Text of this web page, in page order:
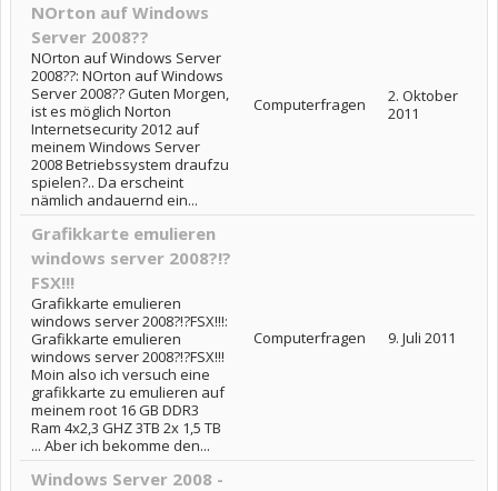
NOrton auf Windows
Server 2008??
NOrton auf Windows Server
2008??: NOrton auf Windows
Server 2008?? Guten Morgen,
ist es möglich Norton
Internetsecurity 2012 auf
meinem Windows Server
2008 Betriebssystem draufzu
spielen?.. Da erscheint
nämlich andauernd ein...
Computerfragen
2. Oktober
2011
Grafikkarte emulieren
windows server 2008?!?
FSX!!!
Grafikkarte emulieren
windows server 2008?!?FSX!!!:
Grafikkarte emulieren
windows server 2008?!?FSX!!!
Moin also ich versuch eine
grafikkarte zu emulieren auf
meinem root 16 GB DDR3
Ram 4x2,3 GHZ 3TB 2x 1,5 TB
... Aber ich bekomme den...
Computerfragen 9. Juli 2011
Windows Server 2008 -